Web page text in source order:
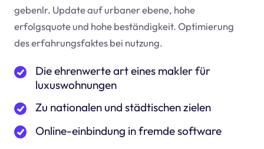
gebenlr. Update auf urbaner ebene, hohe
erfolgsquote und hohe beständigkeit. Optimierung
des erfahrungsfaktes bei nutzung.
Die ehrenwerte art eines makler für
luxuswohnungen
Zu nationalen und städtischen zielen
Online-einbindung in fremde software